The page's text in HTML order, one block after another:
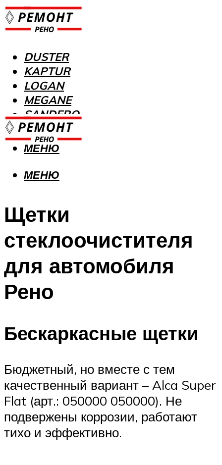
DUSTER
KAPTUR
LOGAN
MEGANE
SANDERO
МЕНЮ
МЕНЮ
Щетки
стеклоочистителя
для автомобиля
Рено
Бескаркасные щетки
Бюджетный, но вместе с тем
качественный вариант – Alca Super
Flat (арт.: 050000 050000). Не
подвержены коррозии, работают
тихо и эффективно.